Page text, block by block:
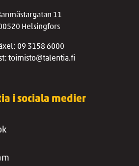
11
Helsingfors
09 3158 6000
toimisto@talentia.fi
i sociala medier